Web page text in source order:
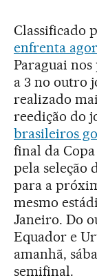
Classificado
enfrenta
Paraguai
a 3 no outro
realizado
reedição do
brasileiros
final da
pela seleção
para a
mesmo
Janeiro. Do
Equador e
amanhã,
semifinal.